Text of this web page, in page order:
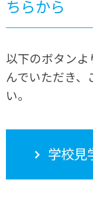
ちらから
以下のボタン
んでいただき、
い。
学校見